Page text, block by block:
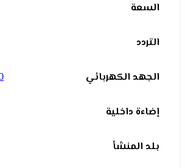
السعة
التردد
الجهد الكهربائي
إضاءة داخلية
بلد المنشأ